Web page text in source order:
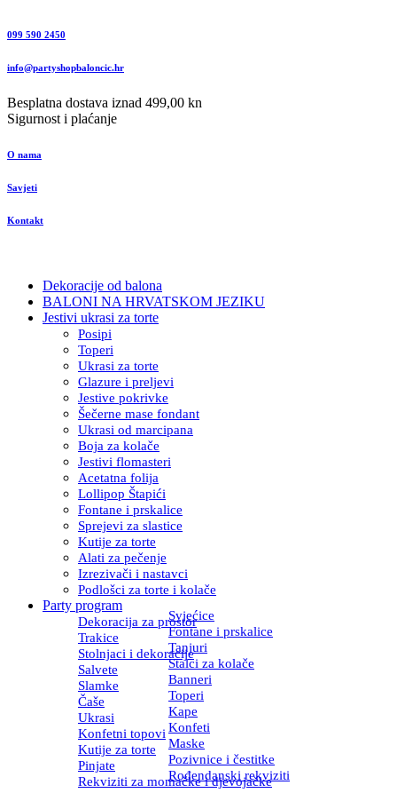
099 590 2450
info@partyshopbaloncic.hr
Besplatna dostava iznad 499,00 kn
Sigurnost i plaćanje
O nama
Savjeti
Kontakt
Dekoracije od balona
BALONI NA HRVATSKOM JEZIKU
Jestivi ukrasi za torte
Posipi
Toperi
Ukrasi za torte
Glazure i preljevi
Jestive pokrivke
Šečerne mase fondant
Ukrasi od marcipana
Boja za kolače
Jestivi flomasteri
Acetatna folija
Lollipop Štapići
Fontane i prskalice
Sprejevi za slastice
Kutije za torte
Alati za pečenje
Izrezivači i nastavci
Podlošci za torte i kolače
Party program
Dekoracija za prostor
Svjećice
Trakice
Fontane i prskalice
Stolnjaci i dekoracije
Tanjuri
Salvete
Stalci za kolače
Slamke
Banneri
Čaše
Toperi
Ukrasi
Kape
Konfetni topovi Konfeti
Kutije za torte
Maske
Pinjate
Pozivnice i čestitke
Rekviziti za momačke i djevojačke
Rođendanski rekviziti